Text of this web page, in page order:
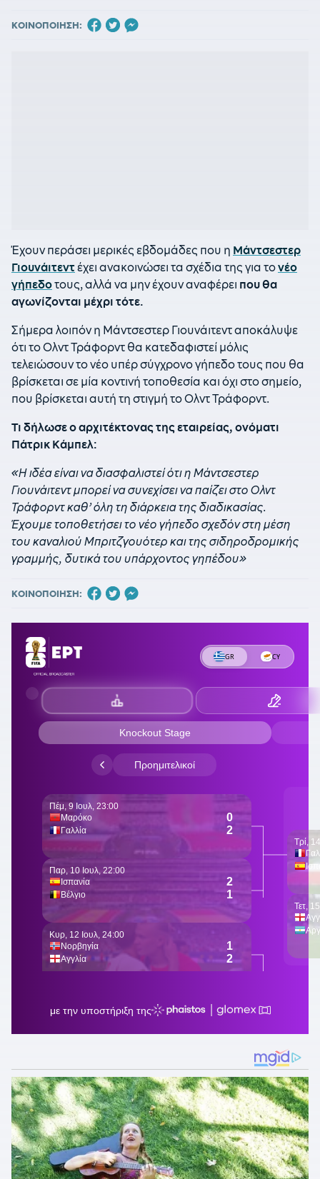
ΚΟΙΝΟΠΟΙΗΣΗ:
Έχουν περάσει μερικές εβδομάδες που η Μάντσεστερ
Γιουνάιτεντ έχει ανακοινώσει τα σχέδια της για τονέο
γήπεδοτους, αλλά να μην έχουν αναφέρει που θα
αγωνίζονται μέχρι τότε.
Σήμερα λοιπόν η Μάντσεστερ Γιουνάιτεντ αποκάλυψε
ότι το Ολντ Τράφορντ θα κατεδαφιστεί μόλις
τελειώσουν το νέο υπέρ σύγχρονο γήπεδο τους που θα
βρίσκεται σε μία κοντινή τοποθεσία και όχι στο σημείο,
που βρίσκεται αυτή τη στιγμή το Ολντ Τράφορντ.
Τι δήλωσε ο αρχιτέκτονας της εταιρείας, ονόματι
Πάτρικ Κάμπελ:
«Η ιδέα είναι να διασφαλιστεί ότι η Μάντσεστερ
Γιουνάιτεντ μπορεί να συνεχίσει να παίζει στο Ολντ
Τράφορντ καθ’ όλη τη διάρκεια της διαδικασίας.
Έχουμε τοποθετήσει το νέο γήπεδο σχεδόν στη μέση
του καναλιού Μπριτζγουότερ και της σιδηροδρομικής
γραμμής, δυτικά του υπάρχοντος γηπέδου»
ΚΟΙΝΟΠΟΙΗΣΗ: